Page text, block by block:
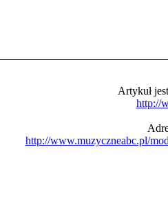
Artykuł
http://
http://www.muzyczneabc.pl/